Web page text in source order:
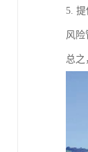
5.
风险
总之